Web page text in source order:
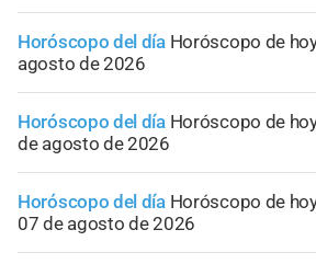
Horóscopo del día Horóscopo de
agosto de 2026
Horóscopo del día Horóscopo de
de agosto de 2026
Horóscopo del día Horóscopo de
07 de agosto de 2026